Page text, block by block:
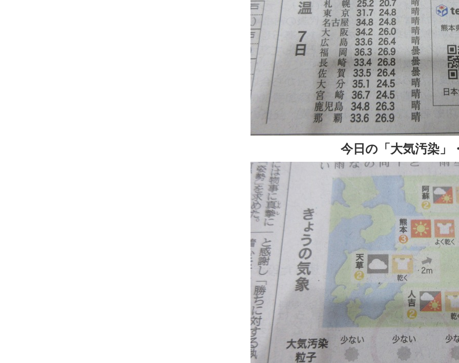
今日の「大気汚染」